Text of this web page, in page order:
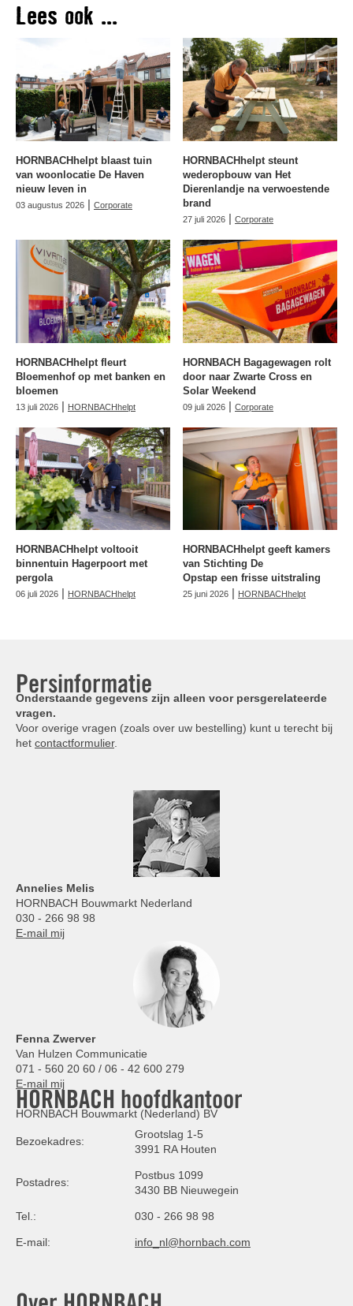
Lees ook ...
HORNBACHhelpt blaast tuin
van woonlocatie De Haven
nieuw leven in
03 augustus 2026 | Corporate
HORNBACHhelpt steunt
wederopbouw van Het
Dierenlandje na verwoestende
brand
27 juli 2026 | Corporate
HORNBACHhelpt fleurt
Bloemenhof op met banken en
bloemen
13 juli 2026 | HORNBACHhelpt
HORNBACH Bagagewagen rolt
door naar Zwarte Cross en
Solar Weekend
09 juli 2026 | Corporate
HORNBACHhelpt voltooit
binnentuin Hagerpoort met
pergola
06 juli 2026 | HORNBACHhelpt
HORNBACHhelpt geeft kamers
van Stichting De
Opstap een frisse uitstraling
25 juni 2026 | HORNBACHhelpt
Persinformatie
Onderstaande gegevens zijn alleen voor persgerelateerde
vragen.
Voor overige vragen (zoals over uw bestelling) kunt u terecht bij
het contactformulier.
Annelies Melis
HORNBACH Bouwmarkt Nederland
030 - 266 98 98
E-mail mij
Fenna Zwerver
Van Hulzen Communicatie
071 - 560 20 60 / 06 - 42 600 279
E-mail mij
HORNBACH hoofdkantoor
HORNBACH Bouwmarkt (Nederland) BV
Bezoekadres:
Grootslag 1-5
3991 RA Houten
Postadres:
Postbus 1099
3430 BB Nieuwegein
Tel.: 030 - 266 98 98
E-mail: info_nl@hornbach.com